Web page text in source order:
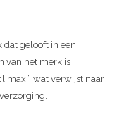
dat gelooft in een
van het merk is
wat verwijst naar